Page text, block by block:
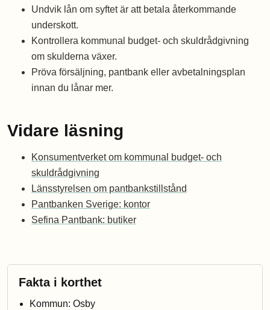
Undvik lån om syftet är att betala återkommande
underskott.
Kontrollera kommunal budget- och skuldrådgivning
om skulderna växer.
Pröva försäljning, pantbank eller avbetalningsplan
innan du lånar mer.
Vidare läsning
Konsumentverket om kommunal budget- och
skuldrådgivning
Länsstyrelsen om pantbankstillstånd
Pantbanken Sverige: kontor
Sefina Pantbank: butiker
Fakta i korthet
Kommun: Osby